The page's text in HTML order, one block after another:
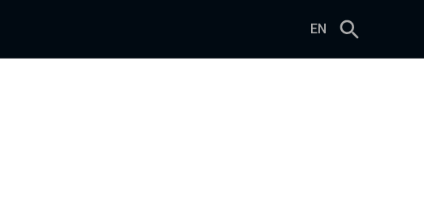
EN